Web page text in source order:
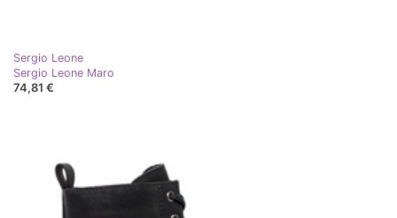
Sergio Leone
Sergio Leone Maro
74,81 €